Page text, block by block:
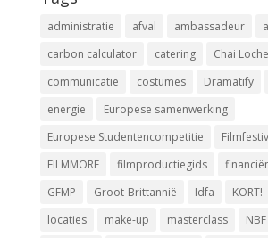
administratie afval ambassadeur
carbon calculator
catering
Chai
communicatie
costumes Dramatify
energie
Europese samenwerking
Europese Studentencompetitie
FILMMORE
filmproductiegids
GFMP
Groot-Brittannië Idfa KORT!
locaties
make-up masterclass NBF